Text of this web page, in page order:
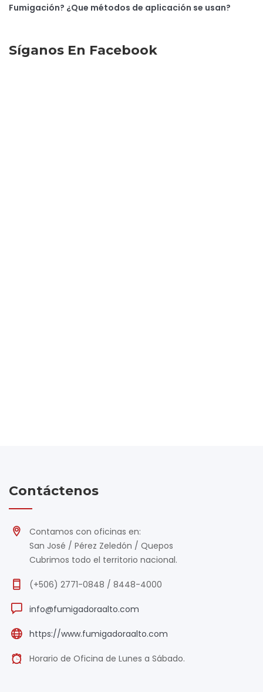
Fumigación? ¿Que métodos de aplicación se usan?
Síganos En Facebook
Contáctenos
Contamos con oficinas en:
San José / Pérez Zeledón / Quepos
Cubrimos todo el territorio nacional.
(+506) 2771-0848 / 8448-4000
info@fumigadoraalto.com
https://www.fumigadoraalto.com
Horario de Oficina de Lunes a Sábado.